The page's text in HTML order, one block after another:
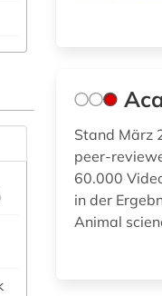
Stand März
peer-
60.000
in der
Animal